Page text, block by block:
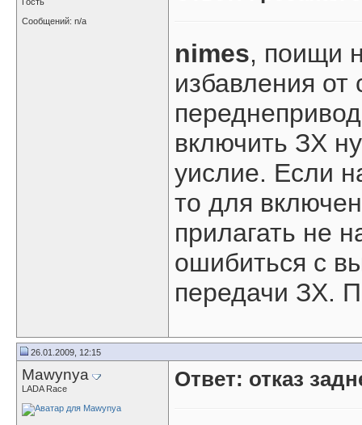
Сообщений: n/a
nimes, поищи
избавления от
включить ЗХ
уислие. Если
то для
прилагать не
ошибиться с
передачи ЗХ.
26.01.2009, 12:15
Mawynya
LADA Race Ответ: отказ